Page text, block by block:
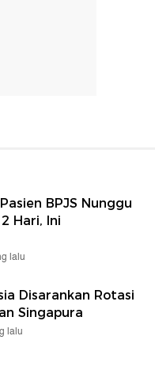
BPJS Nunggu
Hari, Ini
lalu
Disarankan Rotasi
Singapura
lalu